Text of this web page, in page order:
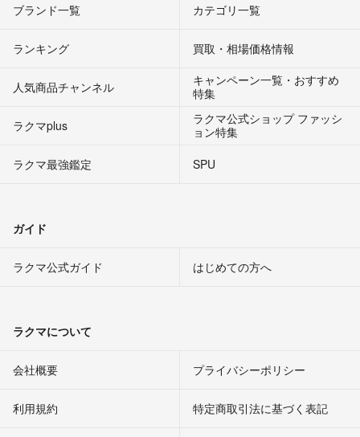
ブランド一覧 カテゴリ一覧
ランキング 買取・相場価格情報
人気商品チャンネル
キャンペーン一覧・おすすめ
特集
ラクマplus
ラクマ公式ショップ ファッシ
ョン特集
ラクマ最強鑑定
SPU
ガイド
ラクマ公式ガイド はじめての方へ
ラクマについて
会社概要 プライバシーポリシー
利用規約 特定商取引法に基づく表記